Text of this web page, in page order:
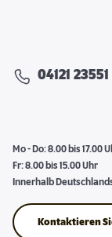
04121 23551
Mo - Do: 8.00 bis 17.00
Fr: 8.00 bis 15.00 Uhr
Innerhalb
Kontaktieren